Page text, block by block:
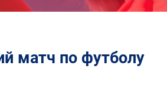
матч по футболу